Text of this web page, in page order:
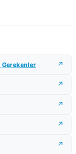
Gerekenler